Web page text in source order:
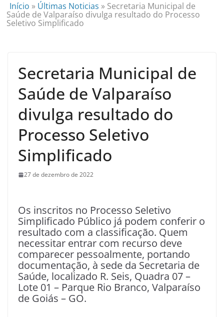
Início » Últimas Noticias » Secretaria Municipal de
Saúde de Valparaíso divulga resultado do Processo
Seletivo Simplificado
Secretaria Municipal de
Saúde de Valparaíso
divulga resultado do
Processo Seletivo
Simplificado
27 de dezembro de 2022
Os inscritos no Processo Seletivo
Simplificado Público já podem conferir o
resultado com a classificação. Quem
necessitar entrar com recurso deve
comparecer pessoalmente, portando
documentação, à sede da Secretaria de
Saúde, localizado R. Seis, Quadra 07 –
Lote 01 – Parque Rio Branco, Valparaíso
de Goiás – GO.